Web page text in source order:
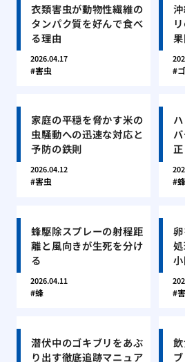
衣類害虫が動物性繊維の
タンパク質を好んで食べ
る理由
2026.04.17
害虫
家庭の平穏を脅かす米の
虫騒動への迅速な対応と
予防の鉄則
2026.04.12
害虫 蜂
蜂駆除スプレーの射程距
離と風向きが生死を分け
る
2026.04.11
蜂
潜伏中のゴキブリをあぶ
り出す徹底追跡マニュア